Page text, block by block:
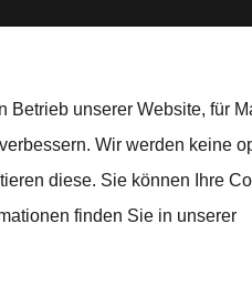
abzuschließen.
einer Reise auf Reisende
Betrieb unserer Website, für
Wir werden keine
diese. Sie können Ihre
finden Sie in unserer